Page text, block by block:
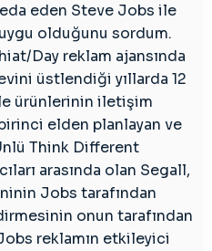
eden Steve Jobs ile
olduğunu sordum.
Day reklam ajansında
üstlendiği yıllarda 12
ürünlerinin iletişim
elden planlayan ve
Think Different
arasında olan Segall,
Jobs tarafından
onun tarafından
Jobs reklamın etkileyici